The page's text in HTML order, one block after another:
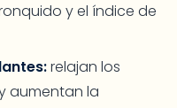
y el índice de
relajan los
aumentan la